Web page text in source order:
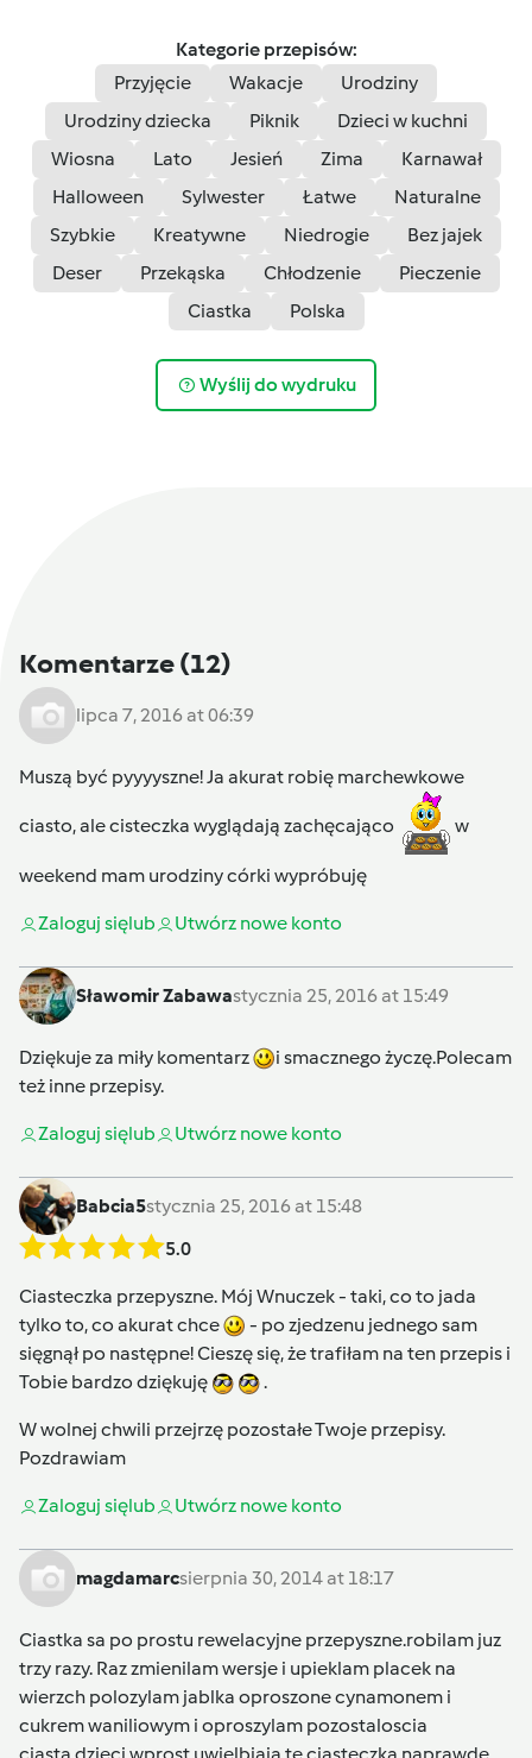
Kategorie przepisów:
Przyjęcie
Wakacje
Urodziny
Urodziny dziecka
Piknik
Dzieci w kuchni
Wiosna
Lato Jesień Zima
Karnawał
Halloween
Sylwester Łatwe
Naturalne
Szybkie
Kreatywne Niedrogie
Bez jajek
Deser
Przekąska Chłodzenie
Pieczenie
Ciastka
Polska
Wyślij do wydruku
Komentarze(12)
lipca 7, 2016 at 06:39
Muszą być pyyyyszne! Ja akurat robię marchewkowe
ciasto, ale cisteczka wyglądają zachęcająco w
weekend mam urodziny córki wypróbuję
Zaloguj sięlub Utwórz nowe konto
Sławomir Zabawastycznia 25, 2016 at 15:49
Dziękuje za miły komentarz
i smacznego życzę.Polecam
też inne przepisy.
Zaloguj sięlub Utwórz nowe konto
Babcia5stycznia 25, 2016 at 15:48
5.0
Ciasteczka przepyszne. Mój Wnuczek - taki, co to jada
tylko to, co akurat chce
- po zjedzenu jednego sam
sięgnął po następne! Cieszę się, że trafiłam na ten przepis i
Tobie bardzo dziękuję
.
W wolnej chwili przejrzę pozostałe Twoje przepisy.
Pozdrawiam
Zaloguj sięlub Utwórz nowe konto
magdamarcsierpnia 30, 2014 at 18:17
Ciastka sa po prostu rewelacyjne przepyszne.robilam juz
trzy razy. Raz zmienilam wersje i upieklam placek na
wierzch polozylam jablka oproszone cynamonem i
cukrem waniliowym i oproszylam pozostaloscia
ciasta.dzieci wprost uwielbiaja te ciasteczka.naprawde